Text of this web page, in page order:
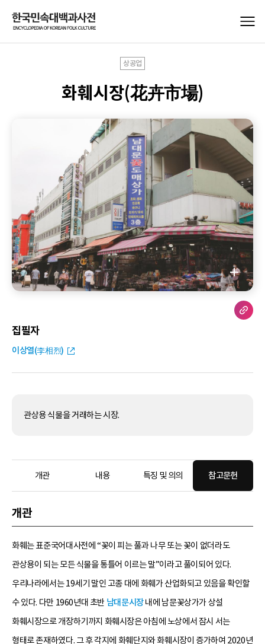
상공업
화훼시장(花卉市場)
집필자
이상열(李相烈)
관상용 식물을 거래하는 시장.
개관 내용 특징 및 의의 참고문헌
개관
화훼는 표준국어대사전에 “꽃이 피는 풀과 나무 또는 꽃이 없더라도
관상용이 되는 모든 식물을 통틀어 이르는 말”이라고 풀이되어 있다.
우리나라에서는 19세기 말인 고종 대에 화훼가 산업화되고 있음을 확인할
수 있다. 다만 1960년대 초반 남대문시장내에 남문꽃상가가 상설
화훼시장으로 개장하기까지 화훼시장은 아침에 노상에서 잠시 서는
형태로 존재하였다. 그 후 각지에 화훼단지와 화훼시장이 증가하여 2020년